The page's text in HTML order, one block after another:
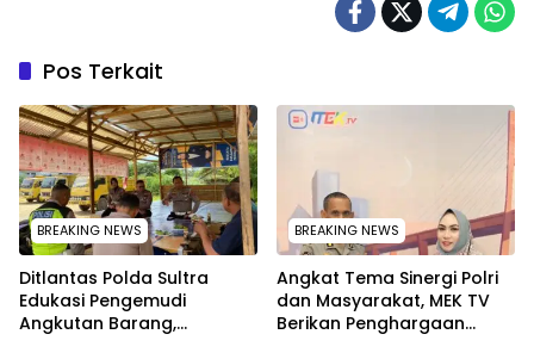
Pos Terkait
BREAKING NEWS
Ditlantas Polda Sultra
Edukasi Pengemudi
Angkutan Barang,
BREAKING NEWS
Angkat Tema Sinergi Polri
dan Masyarakat, MEK TV
Berikan Penghargaan